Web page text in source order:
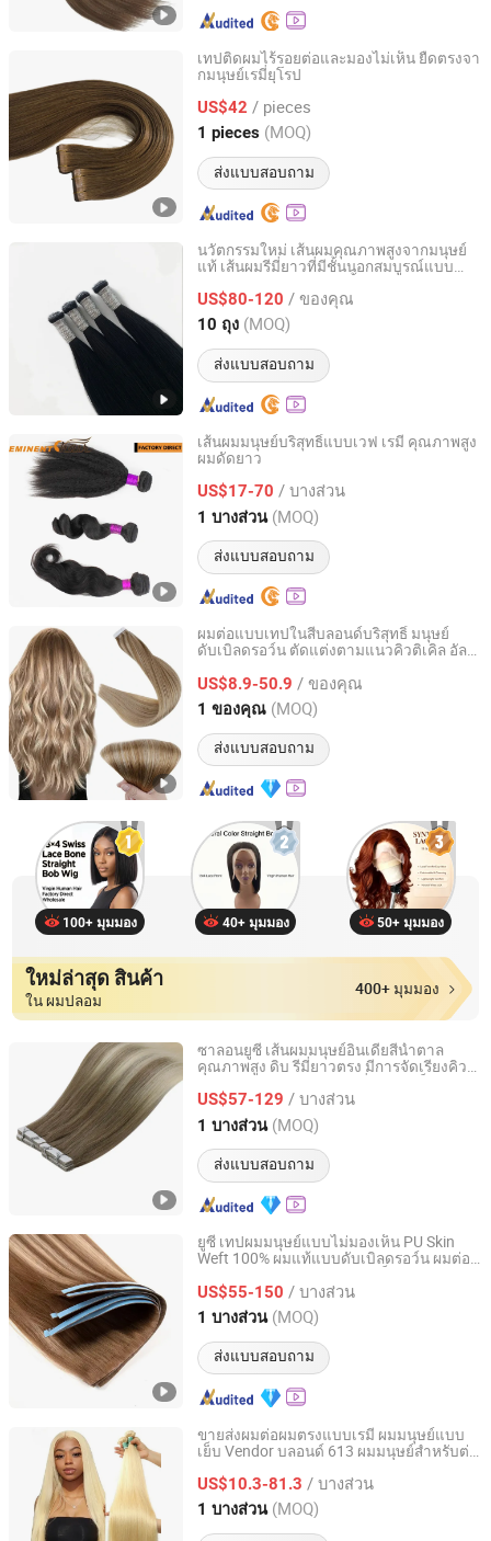
เทปติดผมไร้รอยต่อและมองไม่เห็น ยืดตรงจา
กมนุษย์เรมี่ยุโรป
US$42 / pieces
1 pieces (MOQ)
ส่งแบบสอบถาม
Heze Youcai Hair Products Co., Ltd.
Shandong, China อัตราจาก 2025
นวัตกรรมใหม่ เส้นผมคุณภาพสูงจากมนุษย์
แท้ เส้นผมรีมี่ยาวที่มีชั้นนอกสมบูรณ์แบบ
US$80-120 / ของคุณ
10 ถุง (MOQ)
ส่งแบบสอบถาม
Qingdao Everbeauting Crafts Co., Ltd
Shandong, China อัตราจาก 2023
เส้นผมมนุษย์บริสุทธิ์แบบเวฟ เรมี่ คุณภาพสูง
ผมดัดยาว
US$17-70 / บางส่วน
1 บางส่วน (MOQ)
ส่งแบบสอบถาม
Qingdao Eminent Hair Products Co., Ltd.
Shandong, China อัตราจาก 2019
ผมต่อแบบเทปในสีบลอนด์บริสุทธิ์ มนุษย์
ดับเบิลดรอว์น ตัดแต่งตามแนวคิวติเคิล อัล
US$8.9-50.9 / ของคุณ
1 ของคุณ (MOQ)
ส่งแบบสอบถาม
Changge Elegant Hair Products Co., Ltd.
Henan, China อัตราจาก 2010
100+ มุมมอง 40+ มุมมอง 50+ มุมมอง
ใหม่ล่าสุด สินค้า
ใน ผมปลอม
400+ มุมมอง
ซาลอนยูซี่ เส้นผมมนุษย์อินเดียสีน้ำตาล
คุณภาพสูง ดิบ รีมี่ยาวตรง มีการจัดเรียงคิวติ
ติดผมแบบไร้รอยต่อ
US$57-129 / บางส่วน
1 บางส่วน (MOQ)
ส่งแบบสอบถาม
Juancheng Youzi Hair Products Co., LTD
Shandong, China อัตราจาก 2024
ยูซี่ เทปผมมนุษย์แบบไม่มองเห็น PU Skin
Weft 100% ผมแท้แบบดับเบิลดรอว์น ผมต่อ
มนุษย์ Remy ที่มีการจัดเรียงคิวติเคิล
US$55-150 / บางส่วน
1 บางส่วน (MOQ)
ส่งแบบสอบถาม
Juancheng Youzi Hair Products Co., LTD
Shandong, China อัตราจาก 2024
ขายส่งผมต่อผมตรงแบบเรมี่ ผมมนุษย์แบบ
เย็บ Vendor บลอนด์ 613 ผมมนุษย์สำหรับต่อ
US$10.3-81.3 / บางส่วน
1 บางส่วน (MOQ)
Henan Rebecca Hair Products Co.,Ltd
Henan, China อัตราจาก 2024